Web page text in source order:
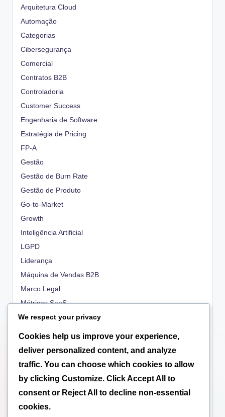
Arquitetura Cloud
Automação
Categorias
Cibersegurança
Comercial
Contratos B2B
Controladoria
Customer Success
Engenharia de Software
Estratégia de Pricing
FP-A
Gestão
Gestão de Burn Rate
Gestão de Produto
Go-to-Market
Growth
Inteligência Artificial
LGPD
Liderança
Máquina de Vendas B2B
Marco Legal
Métricas SaaS
OKRs
People
Propriedade Intelectual
Regulatório
Scale-up
Tributação
We respect your privacy
Cookies help us improve your experience,
deliver personalized content, and analyze
traffic. You can choose which cookies to allow
by clicking Customize. ClickAccept All
to
consent or Reject All
to decline non-essential
cookies.